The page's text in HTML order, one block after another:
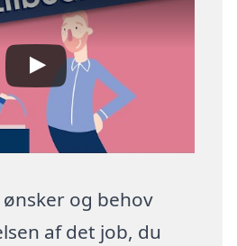
ønsker og behov
af det job, du